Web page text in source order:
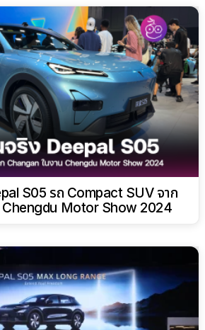
S05 รถ Compact SUV จาก
Chengdu Motor Show 2024